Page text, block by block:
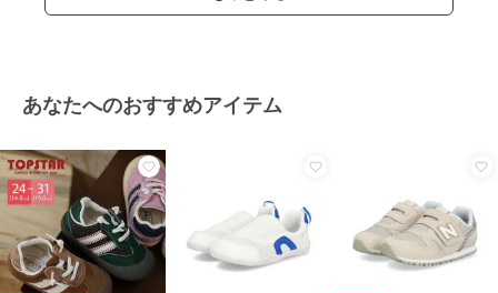
あなたへのおすすめアイテム